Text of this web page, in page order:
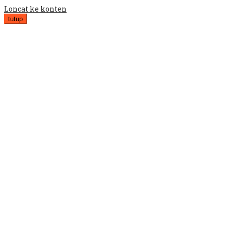
Loncat ke konten
tutup